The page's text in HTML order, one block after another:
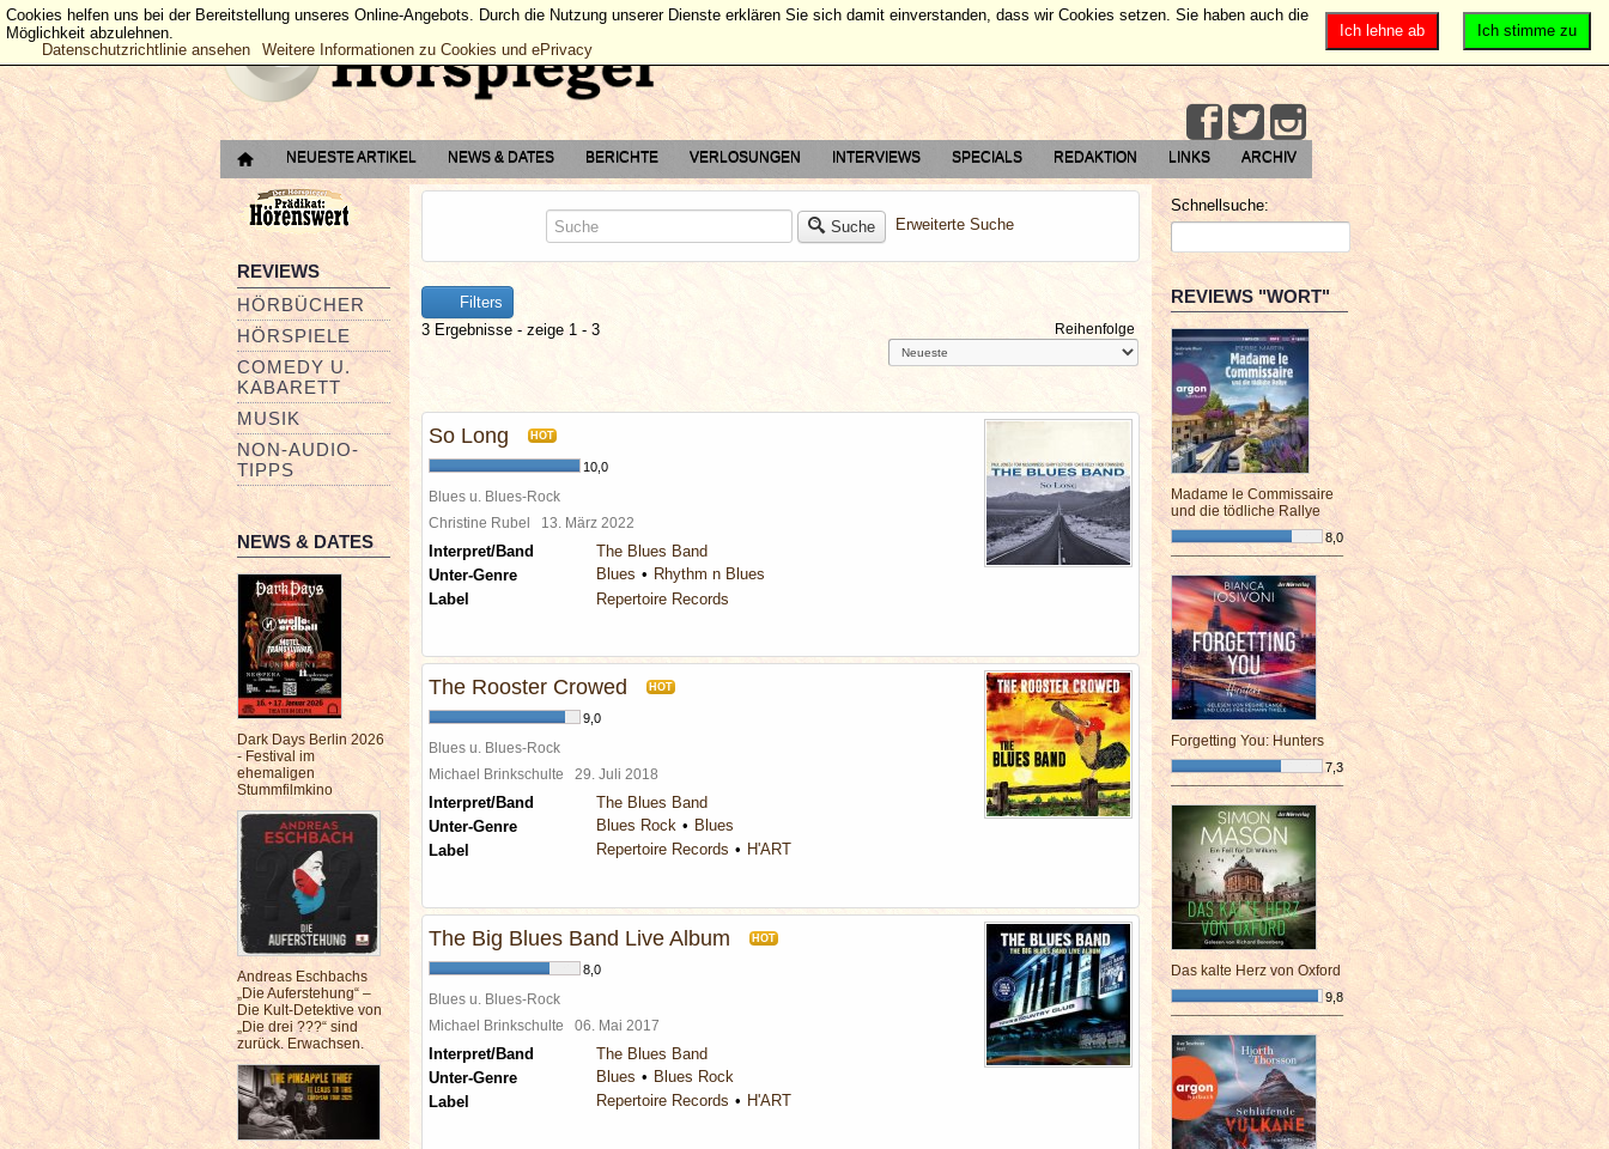
NEUESTE ARTIKEL NEWS & DATES BERICHTE VERLOSUNGEN INTERVIEWS SPECIALS REDAKTION LINKS ARCHIV
REVIEWS
HÖRBÜCHER
HÖRSPIELE
COMEDY U.
KABARETT
MUSIK
NON-AUDIO-
TIPPS
NEWS & DATES
Dark Days Berlin 2026
- Festival im
ehemaligen
Stummfilmkino
Andreas Eschbachs
„Die Auferstehung“ –
Die Kult-Detektive von
„Die drei ???“ sind
zurück. Erwachsen.
Suche Erweiterte Suche
Filters
3 Ergebnisse - zeige 1 - 3
Reihenfolge
So Long HOT
10,0
Blues u. Blues-Rock
Christine Rubel 13. März 2022
Interpret/Band
The Blues Band
Unter-Genre
Blues
Rhythm n Blues
Label
Repertoire Records
The Rooster Crowed HOT
9,0
Blues u. Blues-Rock
Michael Brinkschulte 29. Juli 2018
Interpret/Band
The Blues Band
Unter-Genre
Blues Rock
Blues
Label
Repertoire Records H'ART
The Big Blues Band Live Album HOT
8,0
Blues u. Blues-Rock
Michael Brinkschulte 06. Mai 2017
Interpret/Band
The Blues Band
Unter-Genre
Blues
Blues Rock
Label
Repertoire Records H'ART
Schnellsuche:
REVIEWS "WORT"
Madame le Commissaire
und die tödliche Rallye
8,0
¯¯¯¯¯¯¯¯¯¯¯¯¯¯¯¯¯¯¯¯¯¯¯¯
Forgetting You: Hunters
7,3
¯¯¯¯¯¯¯¯¯¯¯¯¯¯¯¯¯¯¯¯¯¯¯¯
Das kalte Herz von Oxford
9,8
¯¯¯¯¯¯¯¯¯¯¯¯¯¯¯¯¯¯¯¯¯¯¯¯
Ich stimme zu
Ich lehne ab
Cookies helfen uns bei der Bereitstellung unseres Online-Angebots. Durch die Nutzung unserer Dienste erklären Sie sich damit einverstanden, dass wir Cookies setzen. Sie haben auch die
Möglichkeit abzulehnen.
Datenschutzrichtlinie ansehen
Weitere Informationen zu Cookies und ePrivacy